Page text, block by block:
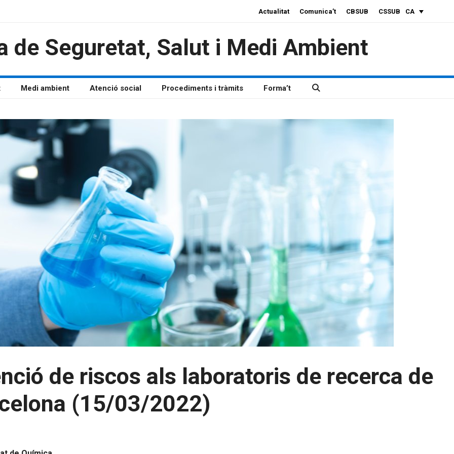
CA
Actualitat Comunica’t CBSUB CSSUB
de Seguretat, Salut i Medi Ambient
Medi ambient Atenció social Procediments i tràmits Forma’t
de riscos als laboratoris de recerca de
(15/03/2022)